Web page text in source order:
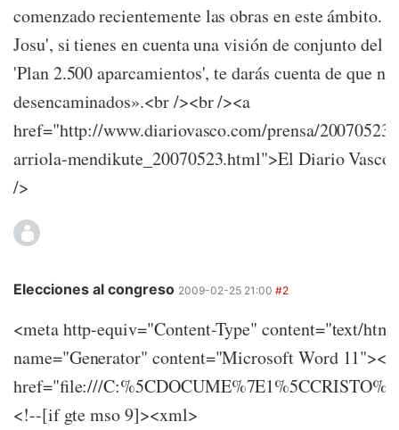
comenzado recientemente las obras en este ámbito.
Josu', si tienes en cuenta una visión de conjunto del
'Plan 2.500 aparcamientos', te darás cuenta de que
desencaminados».<br /><br /><a
href="http://www.diariovasco.com/prensa/20070523/
arriola-mendikute_20070523.html">El Diario
/>
Elecciones al congreso 2009-02-25 21:00 #2
<meta http-equiv="Content-Type" content="text/
name="Generator" content="Microsoft Word
href="file:///
<!--[if gte mso 9]><xml>